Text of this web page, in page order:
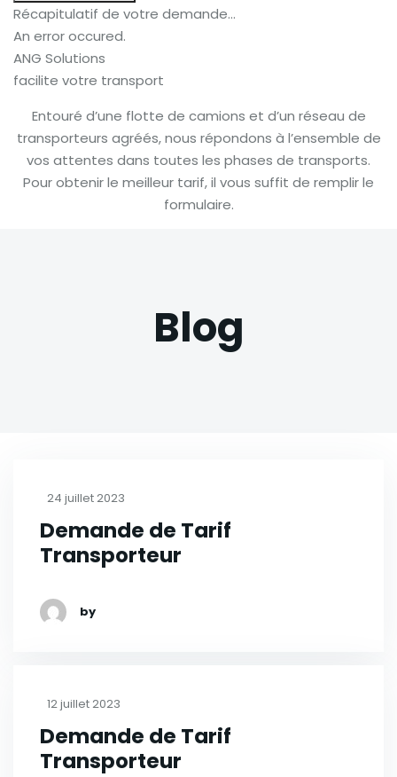
Récapitulatif de votre demande...
An error occured.
ANG Solutions
facilite votre transport
Entouré d’une flotte de camions et d’un réseau de
transporteurs agréés, nous répondons à l’ensemble de
vos attentes dans toutes les phases de transports.
Pour obtenir le meilleur tarif, il vous suffit de remplir le
formulaire.
Blog
24 juillet 2023
Demande de Tarif
Transporteur
by
12 juillet 2023
Demande de Tarif
Transporteur